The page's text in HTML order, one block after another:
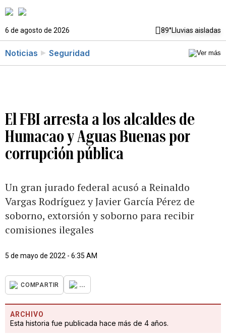
6 de agosto de 2026 89°Lluvias aisladas
Noticias Seguridad
El FBI arresta a los alcaldes de
Humacao y Aguas Buenas por
corrupción pública
Un gran jurado federal acusó a Reinaldo
Vargas Rodríguez y Javier García Pérez de
soborno, extorsión y soborno para recibir
comisiones ilegales
5 de mayo de 2022 - 6:35 AM
COMPARTIR ...
ARCHIVO
Esta historia fue publicada hace más de 4 años.